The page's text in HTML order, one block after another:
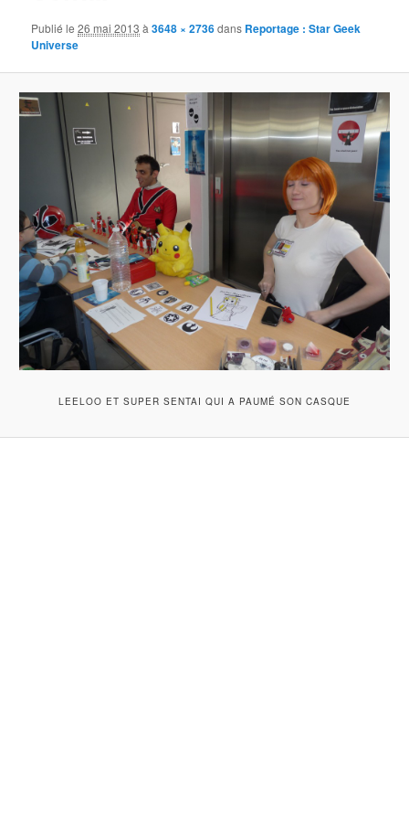
Publié le26 mai 2013 à3648 × 2736dans Reportage : Star Geek
Universe
LEELOO ET SUPER SENTAI QUI A PAUMÉ SON CASQUE